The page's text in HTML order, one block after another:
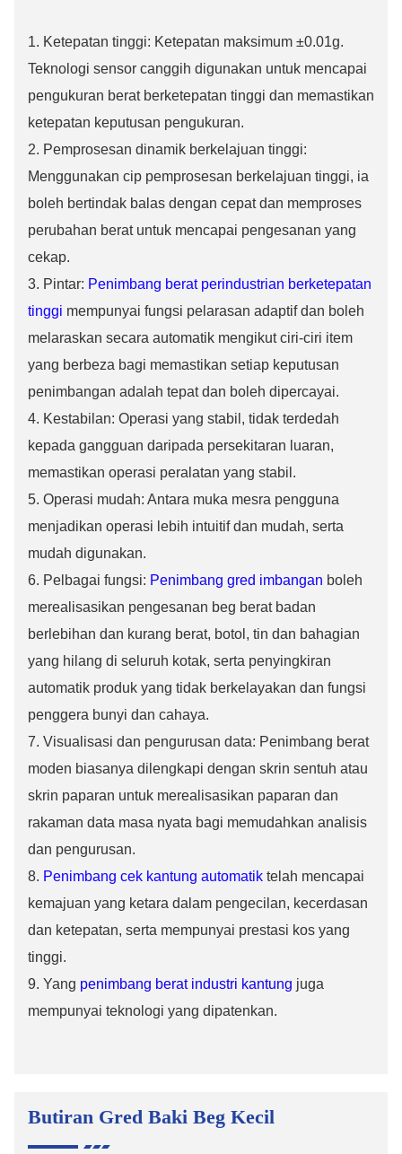
1. Ketepatan tinggi: Ketepatan maksimum ±0.01g.
Teknologi sensor canggih digunakan untuk mencapai
pengukuran berat berketepatan tinggi dan memastikan
ketepatan keputusan pengukuran.
2. Pemprosesan dinamik berkelajuan tinggi:
Menggunakan cip pemprosesan berkelajuan tinggi, ia
boleh bertindak balas dengan cepat dan memproses
perubahan berat untuk mencapai pengesanan yang
cekap.
3. Pintar: Penimbang berat perindustrian berketepatan
tinggi mempunyai fungsi pelarasan adaptif dan boleh
melaraskan secara automatik mengikut ciri-ciri item
yang berbeza bagi memastikan setiap keputusan
penimbangan adalah tepat dan boleh dipercayai.
4. Kestabilan: Operasi yang stabil, tidak terdedah
kepada gangguan daripada persekitaran luaran,
memastikan operasi peralatan yang stabil.
5. Operasi mudah: Antara muka mesra pengguna
menjadikan operasi lebih intuitif dan mudah, serta
mudah digunakan.
6. Pelbagai fungsi: Penimbang gred imbangan boleh
merealisasikan pengesanan beg berat badan
berlebihan dan kurang berat, botol, tin dan bahagian
yang hilang di seluruh kotak, serta penyingkiran
automatik produk yang tidak berkelayakan dan fungsi
penggera bunyi dan cahaya.
7. Visualisasi dan pengurusan data: Penimbang berat
moden biasanya dilengkapi dengan skrin sentuh atau
skrin paparan untuk merealisasikan paparan dan
rakaman data masa nyata bagi memudahkan analisis
dan pengurusan.
8. Penimbang cek kantung automatiktelah mencapai
kemajuan yang ketara dalam pengecilan, kecerdasan
dan ketepatan, serta mempunyai prestasi kos yang
tinggi.
9. Yang penimbang berat industri kantung juga
mempunyai teknologi yang dipatenkan.
Butiran Gred Baki Beg Kecil